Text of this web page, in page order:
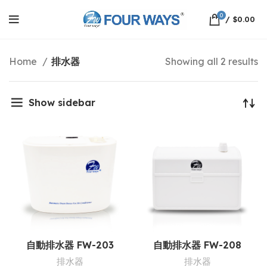
0 / $0.00
Home 排水器 Showing all 2 results
Show sidebar
自動排水器 FW-203
排水器
自動排水器 FW-208
排水器